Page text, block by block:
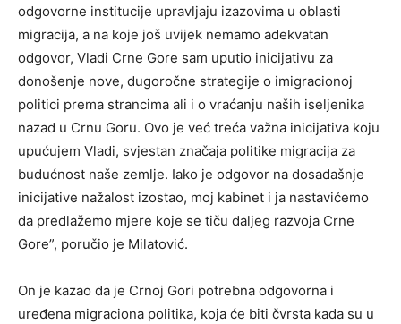
odgovorne institucije upravljaju izazovima u oblasti
migracija, a na koje još uvijek nemamo adekvatan
odgovor, Vladi Crne Gore sam uputio inicijativu za
donošenje nove, dugoročne strategije o imigracionoj
politici prema strancima ali i o vraćanju naših iseljenika
nazad u Crnu Goru. Ovo je već treća važna inicijativa koju
upućujem Vladi, svjestan značaja politike migracija za
budućnost naše zemlje. Iako je odgovor na dosadašnje
inicijative nažalost izostao, moj kabinet i ja nastavićemo
da predlažemo mjere koje se tiču daljeg razvoja Crne
Gore”, poručio je Milatović.
On je kazao da je Crnoj Gori potrebna odgovorna i
uređena migraciona politika, koja će biti čvrsta kada su u